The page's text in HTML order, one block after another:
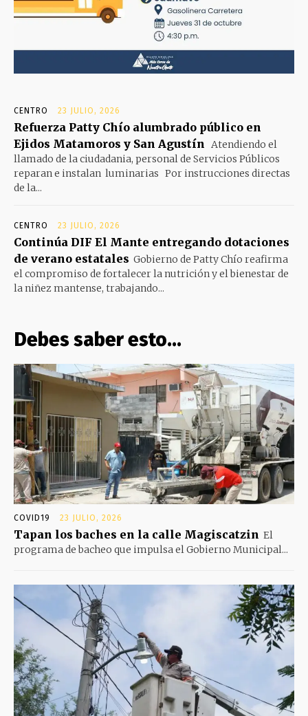
CENTRO 23 JULIO, 2026
Refuerza Patty Chío alumbrado público en
Ejidos Matamoros y San Agustín
Atendiendo el
llamado de la ciudadania, personal de Servicios Públicos
reparan e instalan luminarias Por instrucciones directas
de la...
CENTRO 23 JULIO, 2026
Continúa DIF El Mante entregando dotaciones
de verano estatales Gobierno de Patty Chío reafirma
el compromiso de fortalecer la nutrición y el bienestar de
la niñez mantense, trabajando...
Debes saber esto...
COVID19 23 JULIO, 2026
Tapan los baches en la calle Magiscatzin El
programa de bacheo que impulsa el Gobierno Municipal...